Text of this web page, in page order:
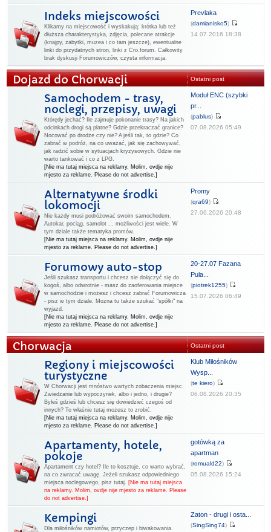
Indeks miejscowości
Klikamy na miejscowość i wyskakują: krótka lub też
dłuższa charakterystyka, zdjęcia, polecane atrakcje
(knajpy, zabytki, muzea i co tam jeszcze), ewentualne
linki do przydatnych stron, linki z Cro.forum. Całkowity
brak dyskusji Forumowiczów, czysta informacja.
Prevlaka
(damianisko5)
14.07.2016 18:38
Dojazd do Chorwacji Ostatni post
Samochodem - trasy,
noclegi, przepisy, uwagi
Którędy jechać? Ile zajmuje pokonanie trasy? Na jakich
odcinkach drogi są płatne? Gdzie przekraczać granice?
Nocować po drodze czy nie? A jeśli tak, to gdzie? Co
zabrać w podróż, na co uważać, jak się zachowywać,
jak radzić sobie w sytuacjach kryzysowych. Gdzie nie
warto tankować i co z LPG.
[Nie ma tutaj miejsca na reklamy. Molim, ovdje nije
mjesto za reklame. Please do not advertise.]
Moduł ENC (szybki
pr...
(pablus)
07.08.2026 05:49
Alternatywne środki
lokomocji
Nie każdy musi podróżować swoim samochodem.
Autokar, pociąg, samolot ... możliwości jest wiele. W
tym dziale także tematyka promów.
[Nie ma tutaj miejsca na reklamy. Molim, ovdje nije
mjesto za reklame. Please do not advertise.]
Promy
(qra69)
27.06.2026 20:48
Forumowy auto-stop
Jeśli szukasz transportu i chcesz sie dołączyć się do
kogoś, albo odwrotnie - masz do zaoferowania miejsce
w samochodzie i możesz i chcesz zabrać Forumowicza
- pisz w tym dziale. Można tu także szukać "spółki" na
wyjazd.
[Nie ma tutaj miejsca na reklamy. Molim, ovdje nije
mjesto za reklame. Please do not advertise.]
20-27.07 Fazana
Pula...
(piotrek1255)
15.07.2026 06:49
Chorwacja Ostatni post
Regiony i miejscowości
turystyczne
W Chorwacji jest mnóstwo wartych zobaczenia miejsc.
Zwiedzanie lub wypoczynek, albo i jedno, i drugie?
Byłeś gdzieś lub chcesz się dowiedzieć czegoś od
innych? To właśnie tutaj możesz to zrobić.
[Nie ma tutaj miejsca na reklamy. Molim, ovdje nije
mjesto za reklame. Please do not advertise.]
Klub Miłośników
Wysp...
(te kiero)
06.08.2026 20:35
Apartamenty, hotele,
pokoje
Apartament czy hotel? Ile to kosztuje, co warto wybrać,
na co zwracać uwagę. Jeżeli szukasz odpowiedniego
miejsca noclegowego, pisz tutaj. [Nie ma tutaj miejsca
na reklamy. Molim, ovdje nije mjesto za reklame. Please
do not advertise.]
gotówką za
apartman
(romuald22)
05.08.2026 15:24
Kempingi
Dla miłośników namiotów, przyczep i biwakowania.
Zaton - drugi i osta...
(SingSing74)